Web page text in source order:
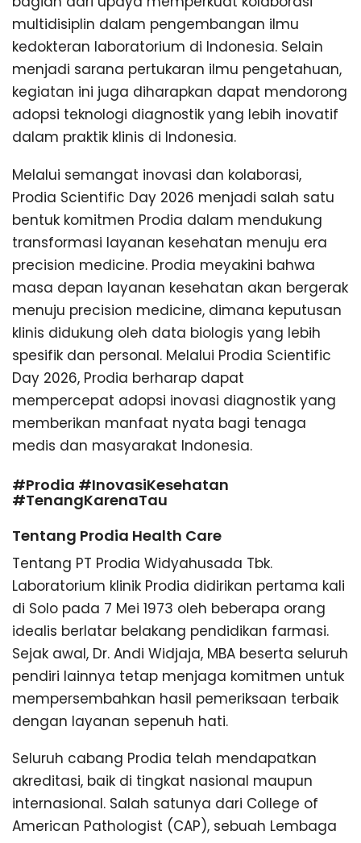
multidisiplin dalam pengembangan ilmu
kedokteran laboratorium di Indonesia. Selain
menjadi sarana pertukaran ilmu pengetahuan,
kegiatan ini juga diharapkan dapat mendorong
adopsi teknologi diagnostik yang lebih inovatif
dalam praktik klinis di Indonesia.
Melalui semangat inovasi dan kolaborasi,
Prodia Scientific Day 2026 menjadi salah satu
bentuk komitmen Prodia dalam mendukung
transformasi layanan kesehatan menuju era
precision medicine. Prodia meyakini bahwa
masa depan layanan kesehatan akan bergerak
menuju precision medicine, dimana keputusan
klinis didukung oleh data biologis yang lebih
spesifik dan personal. Melalui Prodia Scientific
Day 2026, Prodia berharap dapat
mempercepat adopsi inovasi diagnostik yang
memberikan manfaat nyata bagi tenaga
medis dan masyarakat Indonesia.
#Prodia #InovasiKesehatan
#TenangKarenaTau
Tentang Prodia Health Care
Tentang PT Prodia Widyahusada Tbk.
Laboratorium klinik Prodia didirikan pertama kali
di Solo pada 7 Mei 1973 oleh beberapa orang
idealis berlatar belakang pendidikan farmasi.
Sejak awal, Dr. Andi Widjaja, MBA beserta seluruh
pendiri lainnya tetap menjaga komitmen untuk
mempersembahkan hasil pemeriksaan terbaik
dengan layanan sepenuh hati.
Seluruh cabang Prodia telah mendapatkan
akreditasi, baik di tingkat nasional maupun
internasional. Salah satunya dari College of
American Pathologist (CAP), sebuah Lembaga